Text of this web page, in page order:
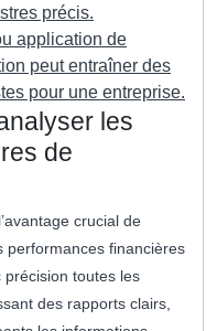
précis.
application de
peut entraîner des
pour une entreprise.
les
de
crucial de
performances financières
précision toutes les
des rapports clairs,